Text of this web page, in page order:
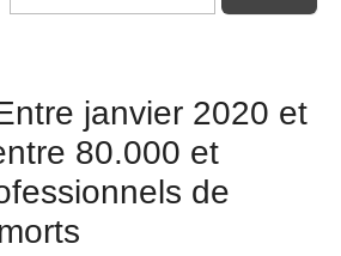
janvier 2020 et
80.000 et
de